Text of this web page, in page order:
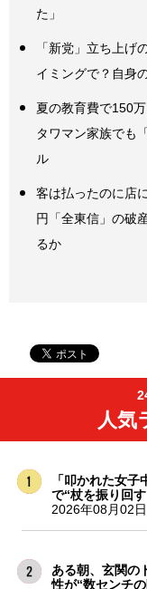
た」
「新党」立ち上げ
イミングで？自身
夏の教育費で150
タワマン家族でも
ル
客は払ったのに店
円「全東信」の破
るか
人気
「叩かれた女
で“杖を振り回
2026年08月02日
ある朝、玄関の
性が“数センチ